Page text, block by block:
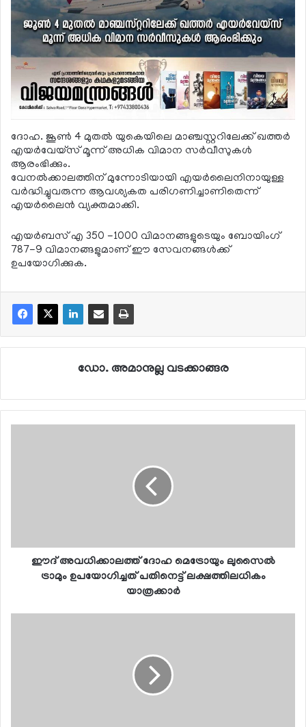
ദോഹ. ജൂണ്‍ 4 മുതല്‍ യുകെയിലെ മാഞ്ചസ്റ്ററിലേക്ക് ഖത്തര്‍
എയര്‍വേയ്സ് മൂന്ന് അധിക വിമാന സര്‍വീസുകള്‍
ആരംഭിക്കും.
വേനല്‍ക്കാലത്തിന് മുന്നോടിയായി എയര്‍ലൈനിനായുള്ള
വര്‍ദ്ധിച്ചുവരുന്ന ആവശ്യകത പരിഗണിച്ചാണിതെന്ന്
എയര്‍ലൈന്‍ വ്യക്തമാക്കി.
എയര്‍ബസ് എ 350 -1000 വിമാനങ്ങളുടെയും ബോയിംഗ്
787-9 വിമാനങ്ങളുമാണ് ഈ സേവനങ്ങള്‍ക്ക്
ഉപയോഗിക്കുക.
ഡോ. അമാനുല്ല വടക്കാങ്ങര
ഈദ് അവധിക്കാലത്ത് ദോഹ മെട്രോയും ലുസൈല്‍
ട്രാമും ഉപയോഗിച്ചത് പതിനെട്ട് ലക്ഷത്തിലധികം
യാത്രക്കാര്‍